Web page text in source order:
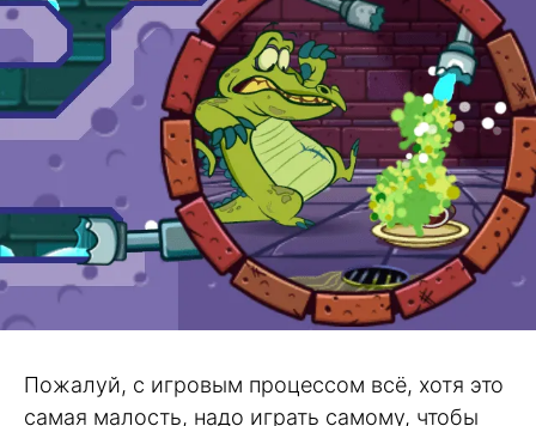
Пожалуй, с игровым процессом всё, хотя это
самая малость, надо играть самому, чтобы